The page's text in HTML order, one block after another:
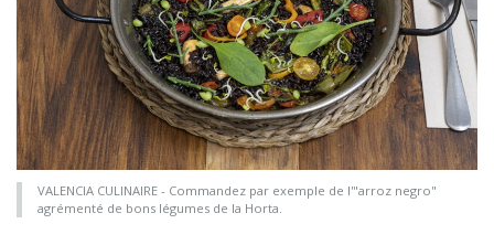
VALENCIA CULINAIRE - Commandez par exemple de l'"arroz negro"
agrémenté de bons légumes de la Horta.